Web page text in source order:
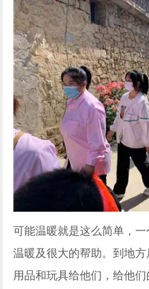
可能温暖就是这么简单，
温暖及很大的帮助。到地
用品和玩具给他们，给他